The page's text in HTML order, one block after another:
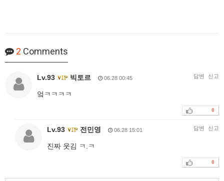
2 Comments
Lv.93 빅토르 06.28 00:45 답변 신고
엌ㅋㅋㅋㅋ
0
Lv.93 전민영 06.28 15:01 답변 신고
진짜 웃김 ㅋ.ㅋ
0